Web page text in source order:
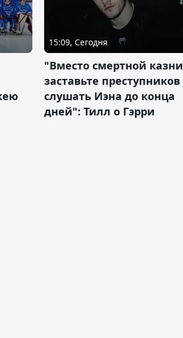
15:09, Сегодня
"Вместо смертной казни
заставьте преступников
слушать Иэна до конца
дней": Тилл о Гэрри